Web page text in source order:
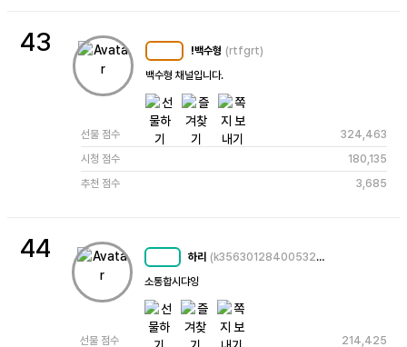
43 !백수형 (rtfgrt)
백수형 채널입니다.
선물 점수
324,463
시청 점수
180,135
추천 점수
3,685
44 하리 (k3563012840053230531)
소통합시댜잉
선물 점수 214,425